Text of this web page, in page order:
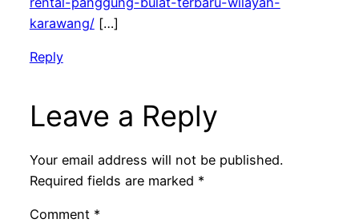
karawang/[…]
Reply
Leave a Reply
Your email address will not be published.
Required fields are marked *
Comment *